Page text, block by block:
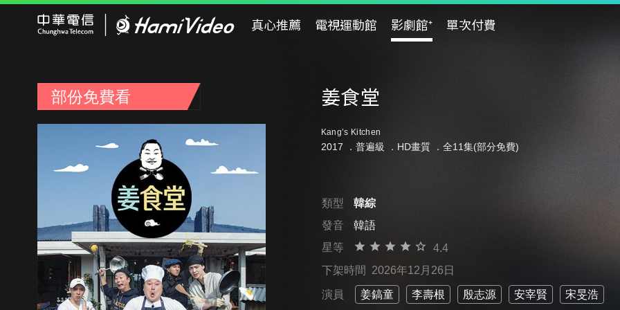
真心推薦 電視運動館 影劇館⁺ 單次付費
部份免費看 姜食堂
Kang’s Kitchen
2017 ． 普遍級 ．HD畫質 ．全11集(部分免費)
類型
韓綜
發音
韓語
星等
4.4
下架時間 2026年12月26日
演員 姜鎬童 李壽根 殷志源 安宰賢 宋旻浩